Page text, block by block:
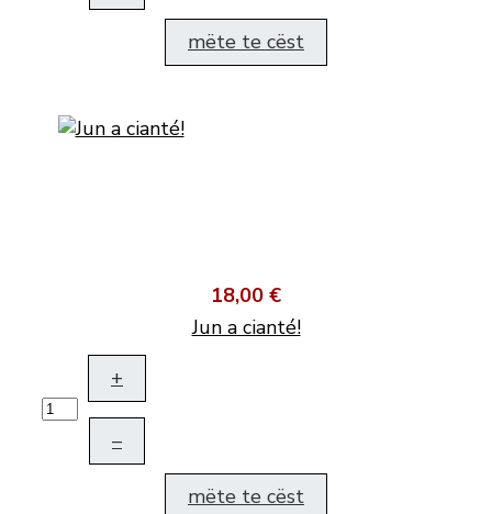
mëte te cëst
18,00 €
Jun a cianté!
+
–
mëte te cëst